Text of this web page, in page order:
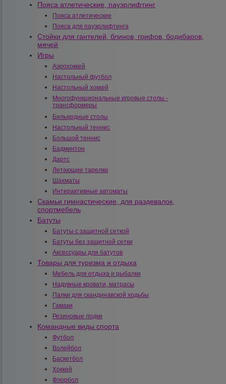
Пояса атлетические, пауэрлифтинг
Пояса атлетические
Пояса для пауэрлифтинга
Стойки для гантелей, блинов, грифов, бодибаров,
мячей
Игры
Аэрохоккей
Настольный футбол
Настольный хоккей
Многофункциональные игровые столы -
трансформеры
Бильярдные столы
Настольный теннис
Большой теннис
Бадминтон
Дартс
Летающие тарелки
Шахматы
Интерактивные автоматы
Скамьи гимнастические, для раздевалок,
спортмебель
Батуты
Батуты с защитной сеткой
Батуты без защитной сетки
Аксессуары для батутов
Товары для туризма и отдыха
Мебель для отдыха и рыбалки
Надувные кровати, матрасы
Палки для скандинавской ходьбы
Гамаки
Резиновые лодки
Командные виды спорта
Футбол
Волейбол
Баскетбол
Хоккей
Флорбол